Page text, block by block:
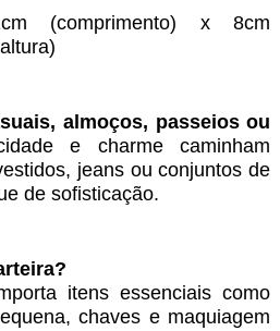
(comprimento) x 8cm
almoços, passeios ou
e charme caminham
jeans ou conjuntos de
de sofisticação.
itens essenciais como
chaves e maquiagem